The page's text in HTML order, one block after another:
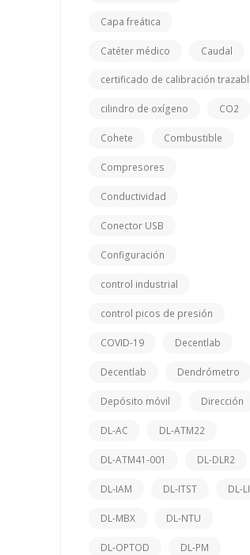
Capa freática
Catéter médico Caudal
certificado de calibración
cilindro de oxígeno CO2
Cohete Combustible
Compresores
Conductividad
Conector USB
Configuración
control industrial
control picos de presión
COVID-19 Decentlab
Decentlab Dendrómetro
Depósito móvil Dirección
DL-AC DL-ATM22
DL-ATM41-001 DL-DLR2
DL-IAM DL-ITST DL-
DL-MBX DL-NTU
DL-OPTOD DL-PM